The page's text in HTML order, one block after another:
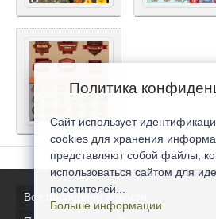
Все последние новости
Политика
Сайт использует
cookies для хранения
представляют собой файлы,
использоваться сайтом для
посетителей...
Больше информации